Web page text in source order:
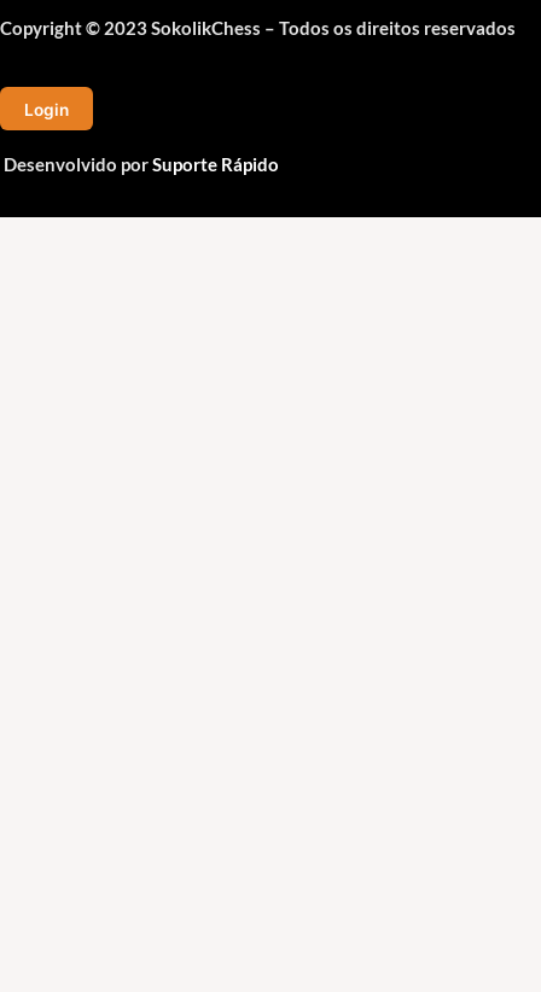
Copyright © 2023 SokolikChess – Todos os direitos reservados
Login
Desenvolvido porSuporte Rápido